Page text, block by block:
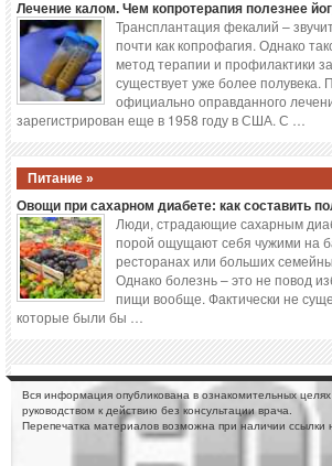
Лечение калом. Чем копротерапия полезнее
Трансплантация фекалий –
почти как копрофагия. Однако
метод терапии и профилактики
существует уже более полувека.
официально оправданного
зарегистрирован еще в 1958 году в США. С …
Питание »
Овощи при сахарном диабете: как составить
Люди, страдающие сахарным
порой ощущают себя чужими на
ресторанах или больших
Однако болезнь – это не повод
пищи вообще. Фактически не
которые были бы …
Вся информация опубликована в ознакомительных
руководством к действию без консультации врача.
Перепечатка материалов возможна при наличии ссылки